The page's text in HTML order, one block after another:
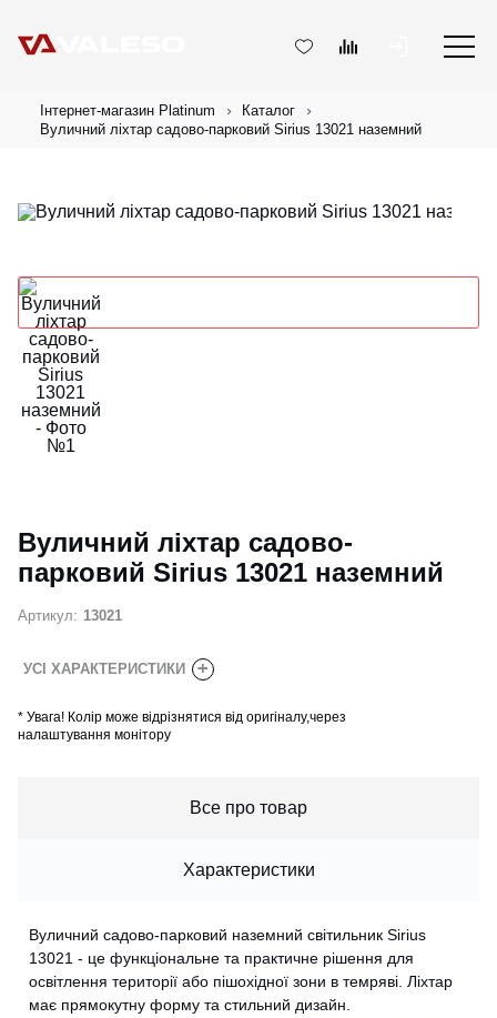
Інтернет-магазин Platinum
Каталог
Вуличний ліхтар садово-парковий Sirius 13021 наземний
Вуличний ліхтар садово-
парковий Sirius 13021 наземний
Артикул: 13021
УСІ ХАРАКТЕРИСТИКИ +
* Увага! Колір може відрізнятися від оригіналу,через
налаштування монітору
Все про товар
Характеристики
Вуличний садово-парковий наземний світильник Sirius
13021 - це функціональне та практичне рішення для
освітлення території або пішохідної зони в темряві. Ліхтар
має прямокутну форму та стильний дизайн.